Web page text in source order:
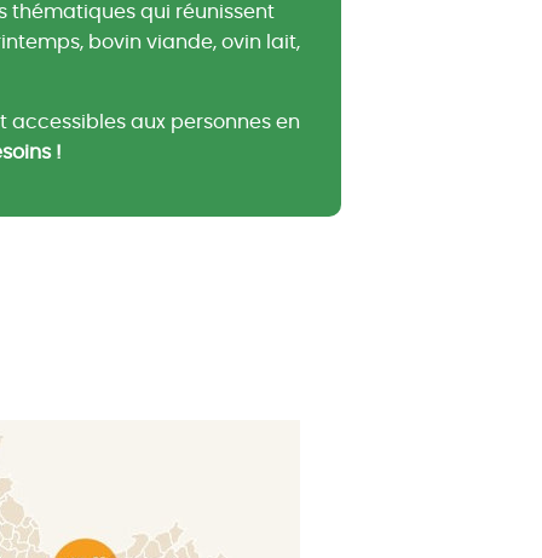
thématiques qui réunissent
bovin viande, ovin lait,
accessibles aux personnes en
!